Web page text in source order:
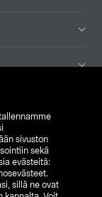
sivuston
sekä
evästeitä:
sillä ne ovat